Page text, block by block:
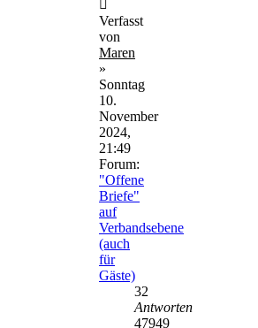
Verfasst
von
Maren
»
Sonntag
10.
November
2024,
21:49
Forum:
"Offene
Briefe"
auf
Verbandsebene
(auch
für
Gäste)
32
Antworten
47949